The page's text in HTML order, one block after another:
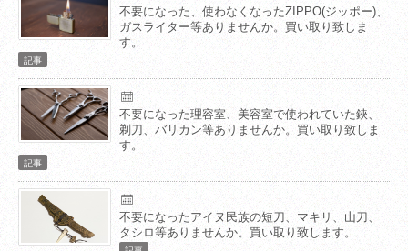
不要になった、使わなくなったZIPPO(ジッポー)、
ガスライター等ありませんか。買い取り致しま
す。
記事
不要になった理容室、美容室で使われていた鋏、
剃刀、バリカン等ありませんか。買い取り致しま
す。
記事
不要になったアイヌ民族の短刀、マキリ、山刀、
タシロ等ありませんか。買い取り致します。